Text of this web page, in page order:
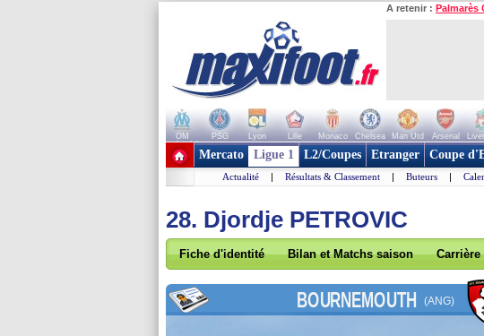
A retenir : Palmarès
OM PSG Lyon Lille Monaco Chelsea Man Utd Arsenal
+ de clubs
Mercato Ligue 1 L2/Coupes Etranger Coupe
Actualité | Résultats & Classement | Buteurs |
28. Djordje PETROVIC
Fiche d'identité Bilan et Matchs saison
BOURNEMOUTH (ANG)